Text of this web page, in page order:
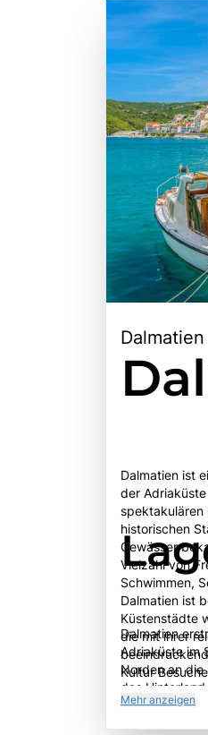
Dalmatien
Dalmatien ist
der
spektakulären
historischen
Gewässer
Vielzahl von
Schwimmen,
Dalmatien ist
Küstenstädte
die mit ihrer
Kultur
Altstadt von
mit ihren gut
Dalmatien
Adriaküste im
Norden an die
das
Geografisch
Mehr anzeigen